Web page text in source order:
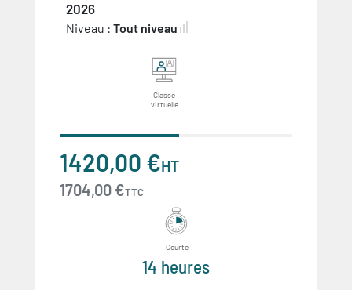
2026
Niveau : Tout niveau
Classe
virtuelle
1420,00 €HT
1704,00 €TTC
Courte
14 heures